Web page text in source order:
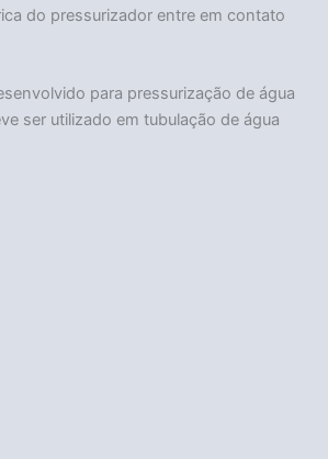
do pressurizador entre em contato
para pressurização de água
ser utilizado em tubulação de água